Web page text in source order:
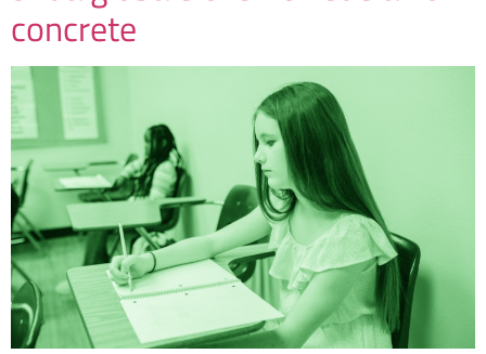
concrete